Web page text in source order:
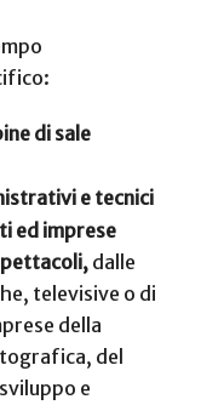
di sale
e tecnici
ed imprese
dalle
televisive o di
della
del
e